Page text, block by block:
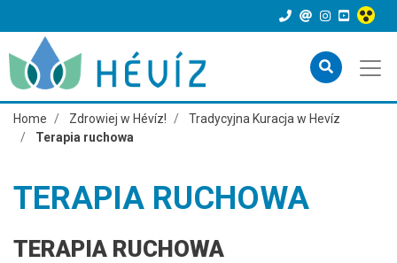
Home Zdrowiej w Hévíz!
Tradycyjna Kuracja w Hevíz
Terapia ruchowa
TERAPIA RUCHOWA
TERAPIA RUCHOWA